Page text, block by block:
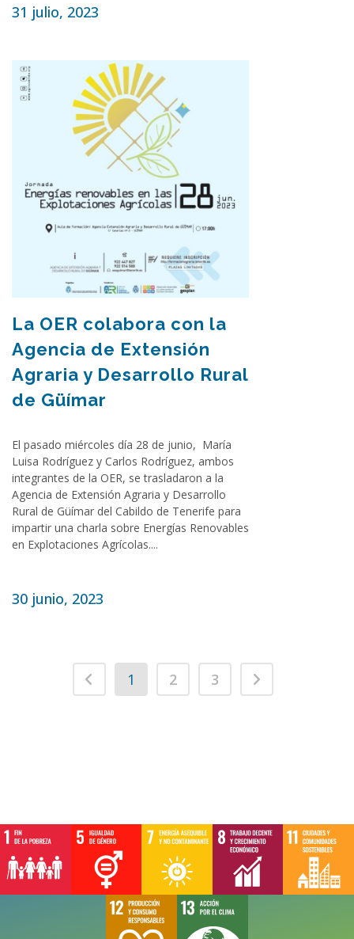
31 julio, 2023
La OER colabora con la
Agencia de Extensión
Agraria y Desarrollo Rural
de Güímar
El pasado miércoles día 28 de junio, María
Luisa Rodríguez y Carlos Rodríguez, ambos
integrantes de la OER, se trasladaron a la
Agencia de Extensión Agraria y Desarrollo
Rural de Güímar del Cabildo de Tenerife para
impartir una charla sobre Energías Renovables
en Explotaciones Agrícolas....
30 junio, 2023
1 2 3